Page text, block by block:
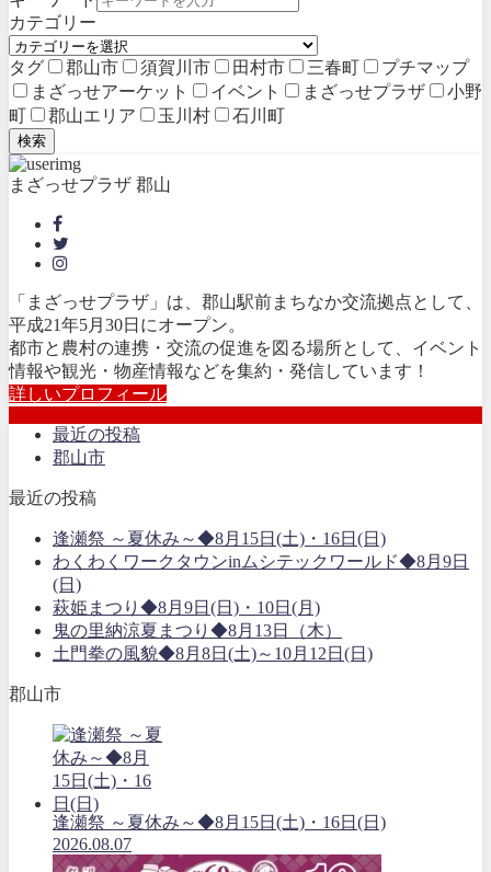
カテゴリー
タグ 郡山市 須賀川市 田村市 三春町
プチマップ
まざっせアーケット
イベント まざっせプラザ
小野
町
郡山エリア 玉川村 石川町
検索
まざっせプラザ 郡山
「まざっせプラザ」は、郡山駅前まちなか交流拠点として、
平成21年5月30日にオープン。
都市と農村の連携・交流の促進を図る場所として、イベント
情報や観光・物産情報などを集約・発信しています！
詳しいプロフィール
最近の投稿
郡山市
最近の投稿
逢瀬祭 ～夏休み～◆8月15日(土)・16日(日)
わくわくワークタウンinムシテックワールド◆8月9日
(日)
萩姫まつり◆8月9日(日)・10日(月)
鬼の里納涼夏まつり◆8月13日（木）
土門拳の風貌◆8月8日(土)～10月12日(日)
郡山市
逢瀬祭 ～夏休み～◆8月15日(土)・16日(日)
2026.08.07